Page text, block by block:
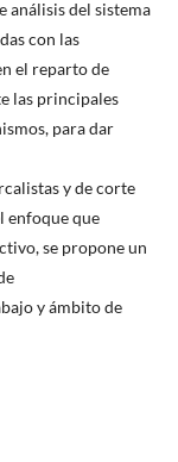
análisis del sistema
con las
el reparto de
las principales
para dar
y de corte
enfoque que
se propone un
y ámbito de